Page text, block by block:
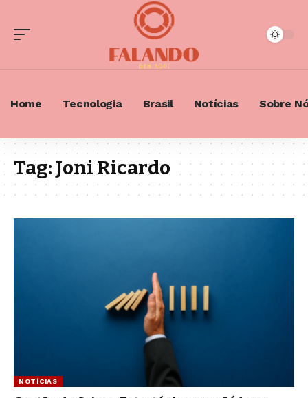
Home Tecnologia Brasil Notícias Sobre
Tag:Joni Ricardo
NOTÍCIAS